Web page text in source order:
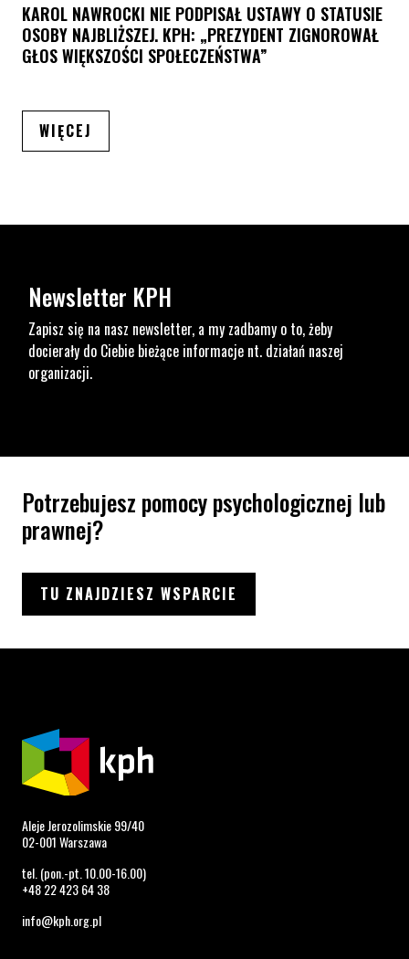
KAROL NAWROCKI NIE PODPISAŁ USTAWY O STATUSIE
OSOBY NAJBLIŻSZEJ. KPH: „PREZYDENT ZIGNOROWAŁ
GŁOS WIĘKSZOŚCI SPOŁECZEŃSTWA”
WIĘCEJ
Newsletter KPH
Zapisz się na nasz newsletter, a my zadbamy o to, żeby
docierały do Ciebie bieżące informacje nt. działań naszej
organizacji.
Potrzebujesz pomocy psychologicznej lub
prawnej?
TU ZNAJDZIESZ WSPARCIE
Aleje Jerozolimskie 99/40
02-001 Warszawa
tel. (pon.-pt. 10.00-16.00)
+48 22 423 64 38
info@kph.org.pl